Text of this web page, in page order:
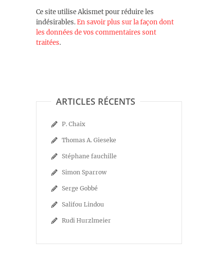
Ce site utilise Akismet pour réduire les
indésirables.En savoir plus sur la façon dont
les données de vos commentaires sont
traitées.
ARTICLES RÉCENTS
P. Chaix
Thomas A. Gieseke
Stéphane fauchille
Simon Sparrow
Serge Gobbé
Salifou Lindou
Rudi Hurzlmeier